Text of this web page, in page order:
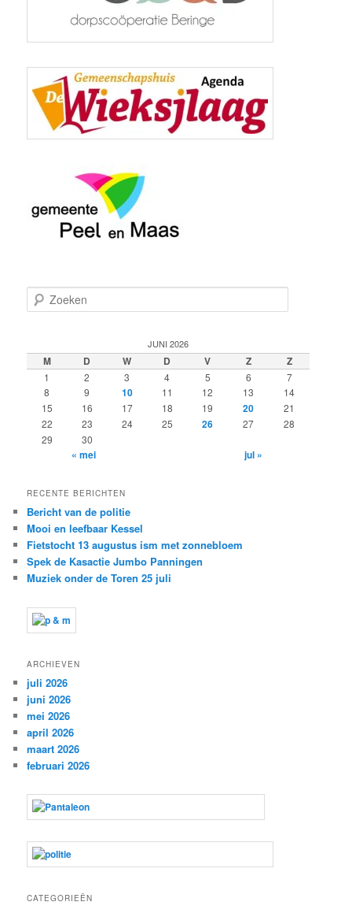
o
e
n
JUNI 2026
M D W D V Z Z
1 2 3 4 5 6
7
8
9 10 11 12 13
14
15
16 17 18 19 20
21
22
23 24 25 26 27
28
29
30
« mei jul »
RECENTE BERICHTEN
Bericht van de politie
Mooi en leefbaar Kessel
Fietstocht 13 augustus ism met zonnebloem
Spek de Kasactie Jumbo Panningen
Muziek onder de Toren 25 juli
ARCHIEVEN
juli 2026
juni 2026
mei 2026
april 2026
maart 2026
februari 2026
CATEGORIEËN